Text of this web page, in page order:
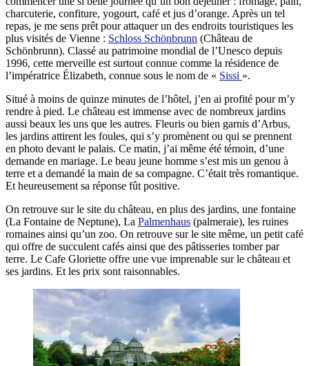
charcuterie, confiture, yogourt, café et jus d’orange. Après un tel
repas, je me sens prêt pour attaquer un des endroits touristiques les
plus visités de Vienne : Schloss Schönbrunn (Château de
Schönbrunn). Classé au patrimoine mondial de l’Unesco depuis
1996, cette merveille est surtout connue comme la résidence de
l’impératrice Élizabeth, connue sous le nom de « Sissi ».
Situé à moins de quinze minutes de l’hôtel, j’en ai profité pour m’y
rendre à pied. Le château est immense avec de nombreux jardins
aussi beaux les uns que les autres. Fleuris ou bien garnis d’Arbus,
les jardins attirent les foules, qui s’y promènent ou qui se prennent
en photo devant le palais. Ce matin, j’ai même été témoin, d’une
demande en mariage. Le beau jeune homme s’est mis un genou à
terre et a demandé la main de sa compagne. C’était très romantique.
Et heureusement sa réponse fût positive.
On retrouve sur le site du château, en plus des jardins, une fontaine
(La Fontaine de Neptune), La Palmenhaus (palmeraie), les ruines
romaines ainsi qu’un zoo. On retrouve sur le site même, un petit café
qui offre de succulent cafés ainsi que des pâtisseries tomber par
terre. Le Cafe Gloriette offre une vue imprenable sur le château et
ses jardins. Et les prix sont raisonnables.